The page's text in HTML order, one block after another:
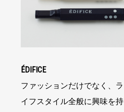
ÉDIFICE
ファッションだけでなく、ラ
イフスタイル全般に興味を持